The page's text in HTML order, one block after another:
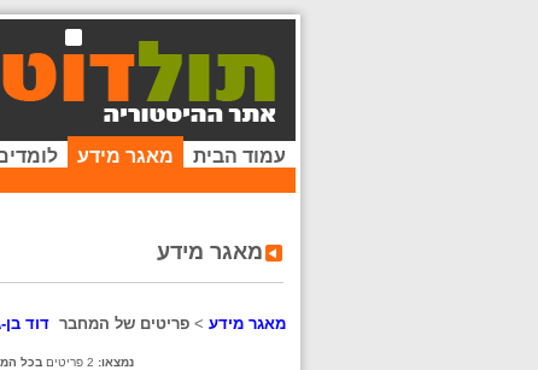
עמוד הבית מאגר מידע
מאגר מידע
מאגר מידע > פריטים של המחבר דוד בן-
נמצאו: בכל